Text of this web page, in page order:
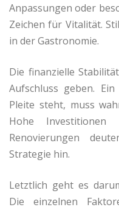
Anpassungen oder
Zeichen für Vitalität.
in der Gastronomie.
Die finanzielle
Aufschluss geben.
Pleite steht, muss
Hohe Investitionen
Renovierungen
Strategie hin.
Letztlich geht es
Die einzelnen